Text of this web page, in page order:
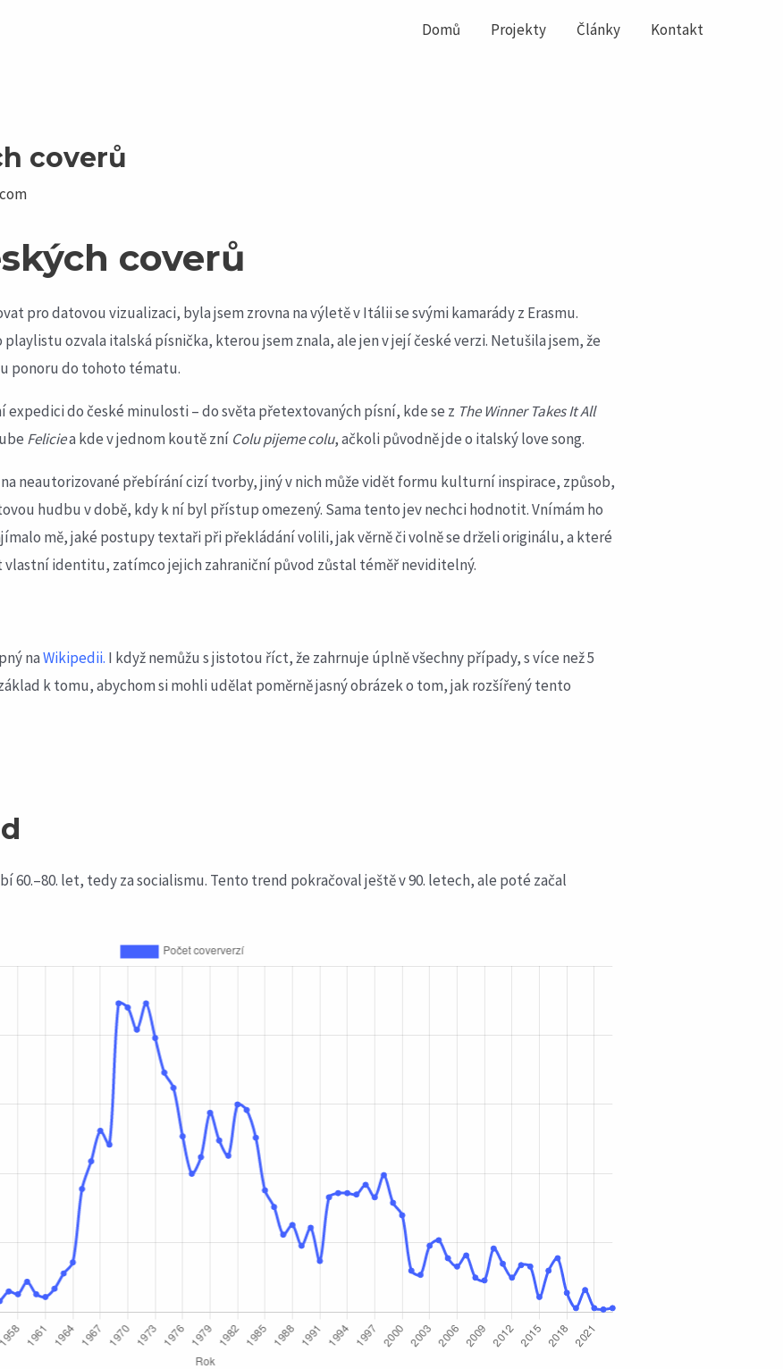
Domů Projekty Články Kontakt
coverů
coverů
pro datovou vizualizaci, byla jsem zrovna na výletě v Itálii se svými kamarády z Erasmu.
playlistu ozvala italská písnička, kterou jsem znala, ale jen v její české verzi. Netušila jsem, že
ponoru do tohoto tématu.
expedici do české minulosti – do světa přetextovaných písní, kde se z The Winner Takes It All
Feliciea kde v jednom koutě zní Colu pijeme colu, ačkoli původně jde o italský love song.
neautorizované přebírání cizí tvorby, jiný v nich může vidět formu kulturní inspirace, způsob,
hudbu v době, kdy k ní byl přístup omezený. Sama tento jev nechci hodnotit. Vnímám ho
mě, jaké postupy textaři při překládání volili, jak věrně či volně se drželi originálu, a které
identitu, zatímco jejich zahraniční původ zůstal téměř neviditelný.
naWikipedii. I když nemůžu s jistotou říct, že zahrnuje úplně všechny případy, s více než 5
k tomu, abychom si mohli udělat poměrně jasný obrázek o tom, jak rozšířený tento
60.–80. let, tedy za socialismu. Tento trend pokračoval ještě v 90. letech, ale poté začal